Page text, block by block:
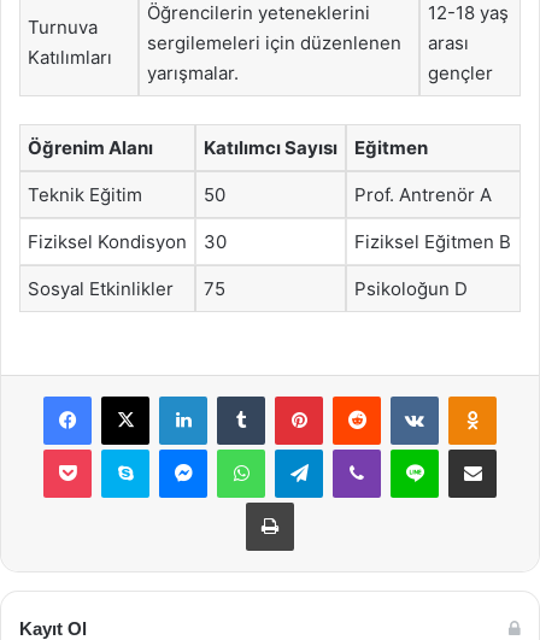
Turnuva
Katılımları
Öğrencilerin yeteneklerini
sergilemeleri için düzenlenen
yarışmalar.
12-18 yaş
arası
gençler
Öğrenim Alanı Katılımcı Sayısı Eğitmen
Teknik Eğitim 50 Prof. Antrenör A
Fiziksel Kondisyon 30 Fiziksel Eğitmen B
Sosyal Etkinlikler 75 Psikoloğun D
Facebook
X LinkedInTumblr PinterestReddit VKontakte
Pocket Skype MessengerWhatsAppTelegramViber Line E-Posta ile
Yazdır
Kayıt Ol